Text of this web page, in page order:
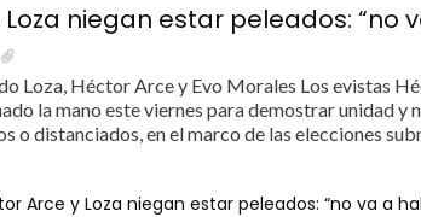
niegan estar peleados: “no
Loza, Héctor Arce y Evo Morales Los evistas
la mano este viernes para demostrar unidad y
o distanciados, en el marco de las elecciones
Arce y Loza niegan estar peleados: “no va a